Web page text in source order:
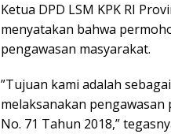
​Ketua DPD LSM KPK RI
menyatakan bahwa
pengawasan masyarakat.
​”Tujuan kami adalah
melaksanakan pengawasan
No. 71 Tahun 2018,”